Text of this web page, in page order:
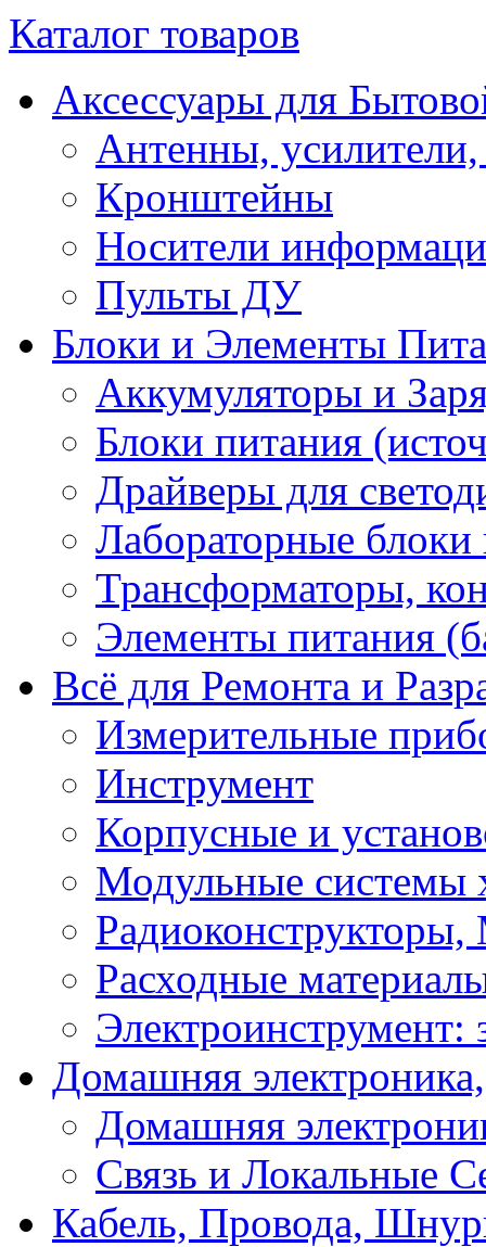
Каталог товаров
Аксессуары для
Антенны, усилители,
Кронштейны
Носители
Пульты ДУ
Блоки и Элементы
Аккумуляторы и
Блоки питания
Драйверы для
Лабораторные блоки
Трансформаторы,
Элементы питания
Всё для Ремонта и
Измерительные
Инструмент
Корпусные и
Модульные системы
Расходные
Электроинструмент:
Домашняя
Домашняя
Связь и Локальные
Кабель, Провода,